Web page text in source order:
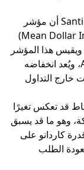
وفي مؤشر لافت، كشفت بيانات منصة Santiment أن مؤشر
متوسط عمر الدولار المستثمر (Mean Dollar Invested Age)
ويقيس هذا المؤشر
متوسط مدة احتفاظ المستثمرين بعملات ADA، ويُعد انخفاضه
خارج التداول
قد تعكس تغيرًا
وهو ما قد يسبق
كاردانو على
الطلب